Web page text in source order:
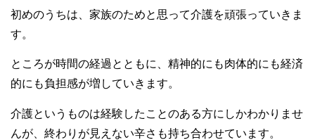
初めのうちは、家族のためと思って介護を頑張っていきま
す。
ところが時間の経過とともに、精神的にも肉体的にも経済
的にも負担感が増していきます。
介護というものは経験したことのある方にしかわかりませ
んが、終わりが見えない辛さも持ち合わせています。